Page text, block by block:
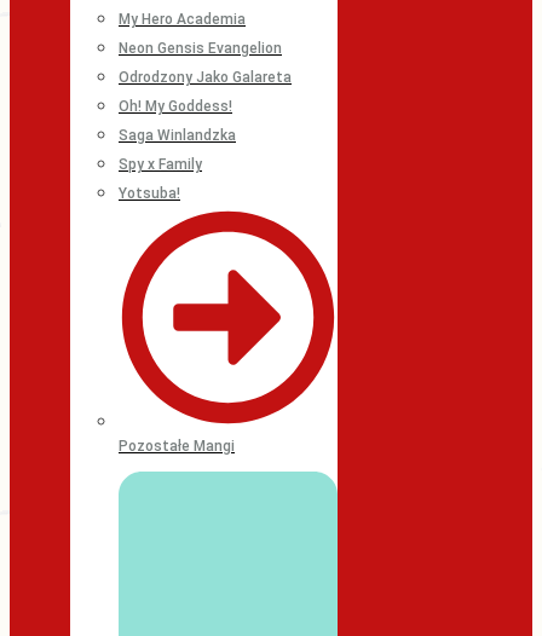
My Hero Academia
Neon Gensis Evangelion
Odrodzony Jako Galareta
Oh! My Goddess!
Saga Winlandzka
Spy x Family
Yotsuba!
Pozostałe Mangi